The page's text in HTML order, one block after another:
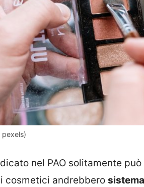
nel PAO solitamente
cosmetici andrebbero